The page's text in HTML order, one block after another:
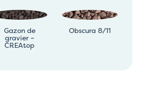
Gazon de
gravier –
CREAtop
Obscura 8/11